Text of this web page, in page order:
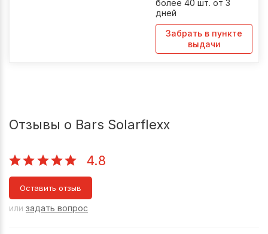
более 40 шт. от 3
дней
Забрать в пункте
выдачи
Отзывы о Bars Solarflexx
4.8
Оставить отзыв
или задать вопрос